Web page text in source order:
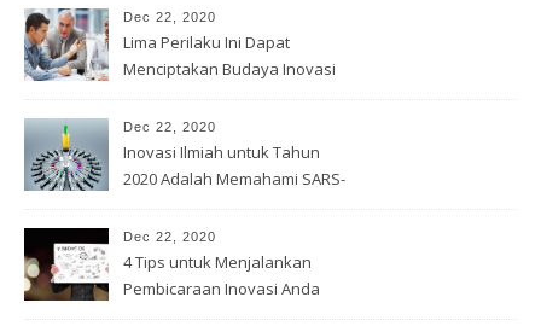
Dec 22, 2020
Lima Perilaku Ini Dapat
Menciptakan Budaya Inovasi
Dec 22, 2020
Inovasi Ilmiah untuk Tahun
2020 Adalah Memahami SARS-
Dec 22, 2020
4 Tips untuk Menjalankan
Pembicaraan Inovasi Anda